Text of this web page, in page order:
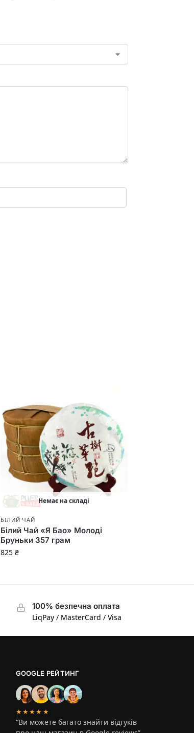
Немає на складі
БІЛИЙ ЧАЙ
Білий Чай «Я Бао» Молоді
Бруньки 357 грам
825₴
100% безпечна оплата
LiqPay / MasterCard / Visa
GOOGLE РЕЙТИНГ
★★★★★
“Ви можете багато знайти відгуків